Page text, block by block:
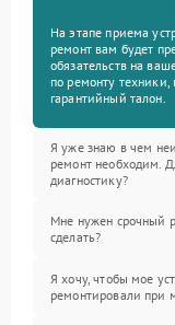
На этапе приема
ремонт вам будет
обязательств на
по ремонту
гарантийный талон.
Я уже знаю в чем
ремонт необходим.
диагностику?
Мне нужен срочный
сделать?
Я хочу, чтобы мое
ремонтировали при